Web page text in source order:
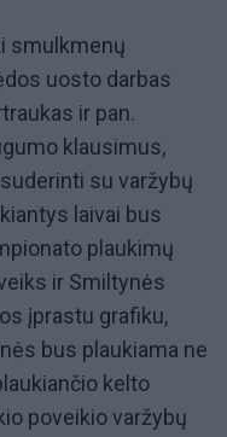
smulkmenų
uosto darbas
ir pan.
klausimus,
su varžybų
laivai bus
plaukimų
ir Smiltynės
įprastu grafiku,
bus plaukiama ne
kelto
poveikio varžybų